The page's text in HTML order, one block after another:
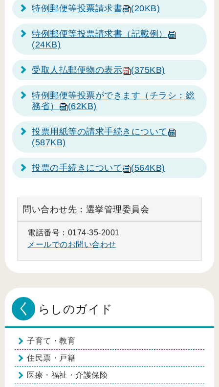
特例郵便等投票請求書 (20KB)
特例郵便等投票請求書（記載例）
(24KB)
受取人払郵便物の表示 (375KB)
特例郵便等投票ができます（チラシ：総
務省）
(62KB)
投票用紙等の請求手続きについて
(587KB)
投票の手続きについて (564KB)
問い合わせ先：選挙管理委員会
電話番号：0174-35-2001
メールでのお問い合わせ
く らしのガイド
子育て・教育
住民票・戸籍
医療・福祉・介護保険